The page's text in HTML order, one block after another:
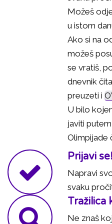
Možeš
u istom
Ako si na
možeš
se vratiš,
dnevnik
preuzeti i
U bilo
javiti
Olimpijade
Prijavi se!
Napravi
svaku
Tražilica
Ne znaš